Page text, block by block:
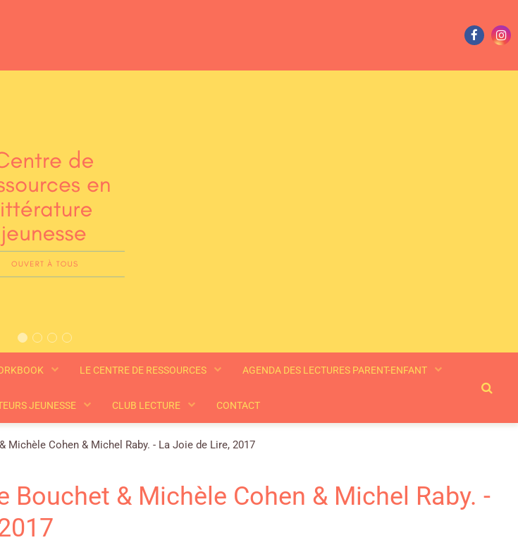
LE CENTRE DE RESSOURCES AGENDA DES LECTURES PARENT-ENFANT
JEUNESSE CLUB LECTURE CONTACT
Michèle Cohen & Michel Raby. - La Joie de Lire, 2017
Bouchet & Michèle Cohen & Michel Raby. -